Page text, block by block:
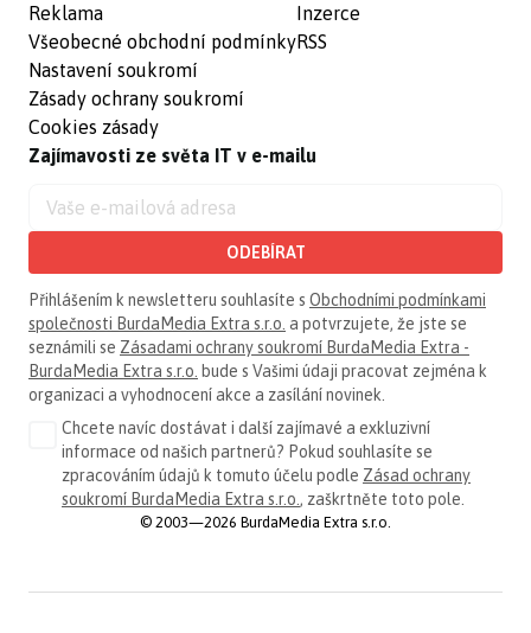
Reklama
Všeobecné obchodní podmínky
Nastavení soukromí
Zásady ochrany soukromí
Cookies zásady
Inzerce
RSS
Zajímavosti ze světa IT v e-mailu
ODEBÍRAT
Přihlášením k newsletteru souhlasíte s Obchodními podmínkami
společnosti BurdaMedia Extra s.r.o. a potvrzujete, že jste se
seznámili se Zásadami ochrany soukromí BurdaMedia Extra -
BurdaMedia Extra s.r.o. bude s Vašimi údaji pracovat zejména k
organizaci a vyhodnocení akce a zasílání novinek.
Chcete navíc dostávat i další zajímavé a exkluzivní
informace od našich partnerů? Pokud souhlasíte se
zpracováním údajů k tomuto účelu podle Zásad ochrany
soukromí BurdaMedia Extra s.r.o. , zaškrtněte toto pole.
© 2003—2026 BurdaMedia Extra s.r.o.